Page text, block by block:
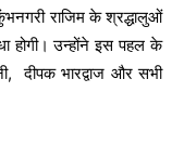
राजिम के श्रद्धालुओं
होगी। उन्होंने इस पहल के
दीपक भारद्वाज और सभी